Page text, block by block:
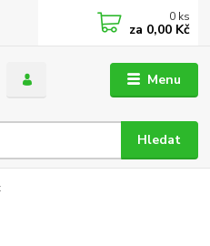
Menu
Hledat
0 ks
za 0,00 Kč